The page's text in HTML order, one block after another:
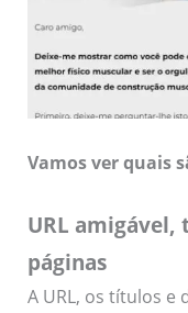
Vamos ver quais
URL amigável,
páginas
A URL, os títulos e